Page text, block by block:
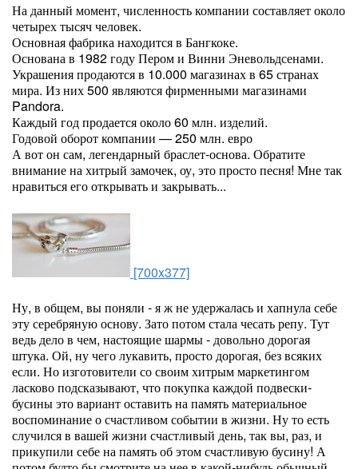
На данный момент, численность компании составляет около
четырех тысяч человек.
Основная фабрика находится в Бангкоке.
Основана в 1982 году Пером и Винни Эневольдсенами.
Украшения продаются в 10.000 магазинах в 65 странах
мира. Из них 500 являются фирменными магазинами
Pandora.
Каждый год продается около 60 млн. изделий.
Годовой оборот компании — 250 млн. евро
А вот он сам, легендарный браслет-основа. Обратите
внимание на хитрый замочек, оу, это просто песня! Мне так
нравиться его открывать и закрывать...
[700x377]
Ну, в общем, вы поняли - я ж не удержалась и хапнула себе
эту серебряную основу. Зато потом стала чесать репу. Тут
ведь дело в чем, настоящие шармы - довольно дорогая
штука. Ой, ну чего лукавить, просто дорогая, без всяких
если. Но изготовители со своим хитрым маркетингом
ласково подсказывают, что покупка каждой подвески-
бусины это вариант оставить на память материальное
воспоминание о счастливом событии в жизни. Ну то есть
случился в вашей жизни счастливый день, так вы, раз, и
прикупили себе на память об этом счастливую бусину! А